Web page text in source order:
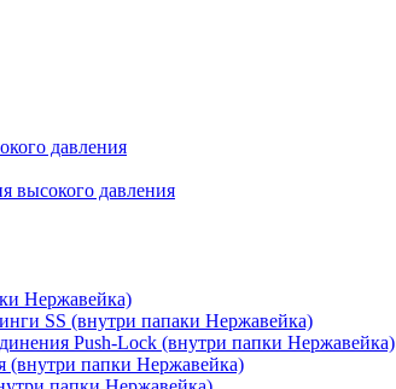
давления
высокого давления
Нержавейка)
SS (внутри папаки Нержавейка)
Push-Lock (внутри папки Нержавейка)
(внутри папки Нержавейка)